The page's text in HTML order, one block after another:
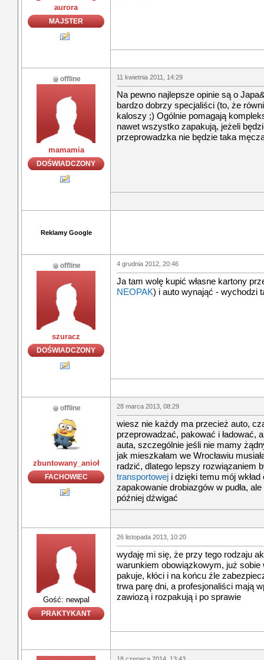
aurora
MAJSTER
offline
mamamia
DOŚWIADCZONY
11 kwietnia 2011, 14:29
Na pewno najlepsze opinie są o
bardzo dobrzy specjaliści (to, że
kaloszy ;) Ogólnie pomagają
nawet wszystko zapakują, jeżeli
przeprowadzka nie będzie taka
Reklamy Google
offline
szuracz
DOŚWIADCZONY
4 grudnia 2012, 20:46
Ja tam wolę kupić własne kartony
NEOPAK) i auto wynająć - wychodzi
offline
zbuntowany_anioł
FACHOWIEC
28 marca 2013, 08:29
wiesz nie każdy ma przecież auto,
przeprowadzać, pakować i ładować,
auta, szczególnie jeśli nie mamy
jak mieszkałam we Wrocławiu
radzić, dlatego lepszy rozwiązaniem
transportowej i dzięki temu mój
zapakowanie drobiazgów w pudła,
później dźwigać
Gość: newpal
PRAKTYKANT
26 listopada 2013, 10:20
wydaję mi się, że przy tego rodzaju
warunkiem obowiązkowym, już sobie
pakuje, kłóci i na końcu źle
trwa parę dni, a profesjonaliści mają
zawiozą i rozpakują i po sprawie